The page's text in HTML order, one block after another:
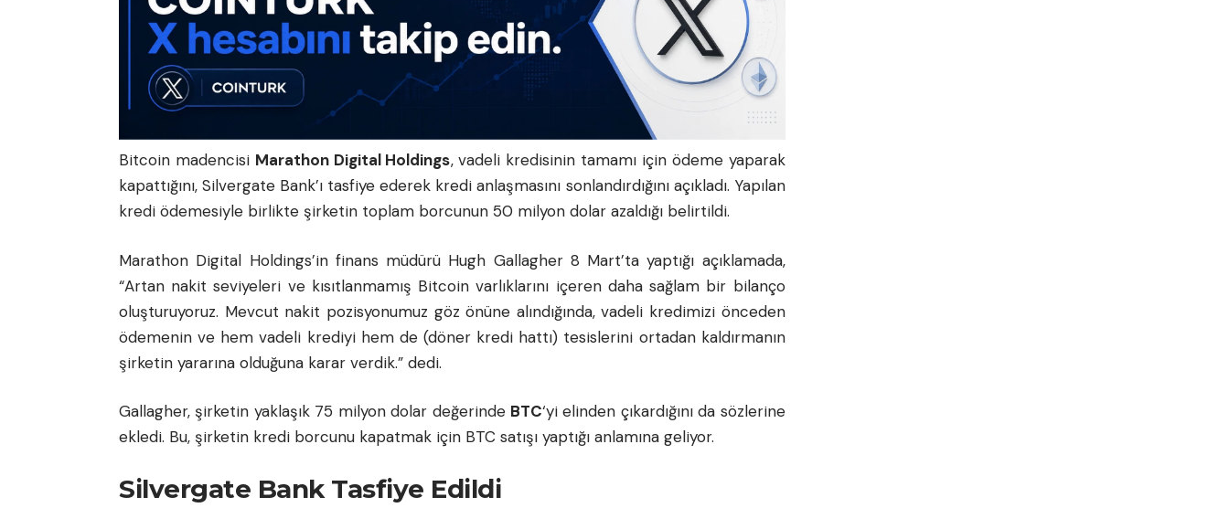
Bitcoin madencisi Marathon Digital Holdings, vadeli kredisinin tamamı için ödeme yaparak
kapattığını, Silvergate Bank’ı tasfiye ederek kredi anlaşmasını sonlandırdığını açıkladı. Yapılan
kredi ödemesiyle birlikte şirketin toplam borcunun 50 milyon dolar azaldığı belirtildi.
Marathon Digital Holdings’in finans müdürü Hugh Gallagher 8 Mart’ta yaptığı açıklamada,
“Artan nakit seviyeleri ve kısıtlanmamış Bitcoin varlıklarını içeren daha sağlam bir bilanço
oluşturuyoruz. Mevcut nakit pozisyonumuz göz önüne alındığında, vadeli kredimizi önceden
ödemenin ve hem vadeli krediyi hem de (döner kredi hattı) tesislerini ortadan kaldırmanın
şirketin yararına olduğuna karar verdik.” dedi.
Gallagher, şirketin yaklaşık 75 milyon dolar değerinde BTC‘yi elinden çıkardığını da sözlerine
ekledi. Bu, şirketin kredi borcunu kapatmak için BTC satışı yaptığı anlamına geliyor.
Silvergate Bank Tasfiye Edildi